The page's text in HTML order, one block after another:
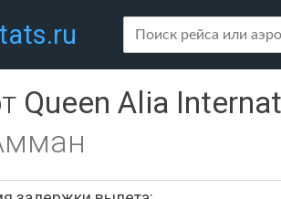
Queen Alia